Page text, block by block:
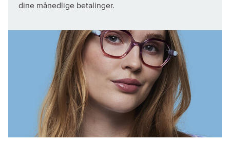
dine månedlige betalinger.